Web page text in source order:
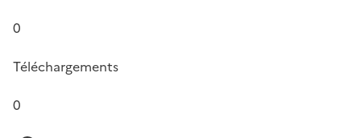
0
Téléchargements
0